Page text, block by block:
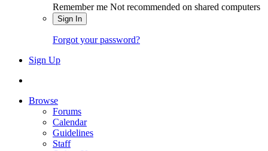
Remember me Not recommended on shared computers
Sign In
Forgot your password?
Sign Up
Browse
Forums
Calendar
Guidelines
Staff